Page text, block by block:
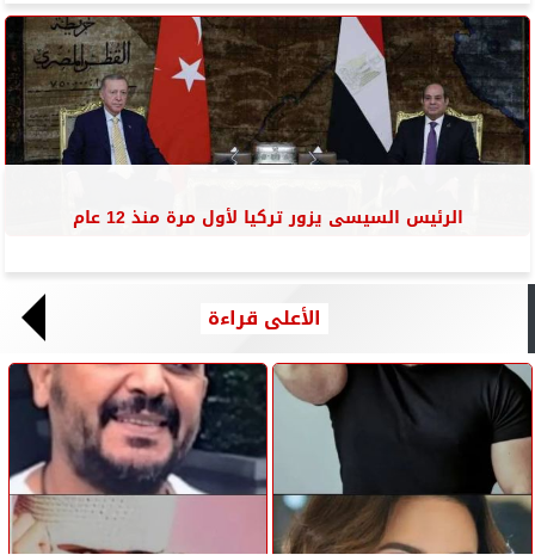
الرئيس السيسى يزور تركيا لأول مرة منذ 12 عام
الأعلى قراءة